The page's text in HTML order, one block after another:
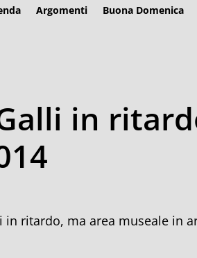
Argomenti Buona Domenica
in
ritardo, ma area museale in